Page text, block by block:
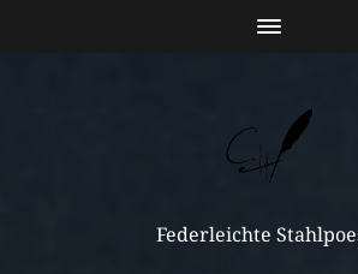
Federleichte